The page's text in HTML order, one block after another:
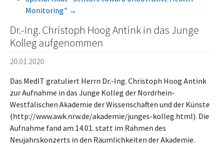
Monitoring" →
Dr.-Ing. Christoph Hoog Antink in das Junge
Kolleg aufgenommen
20.01.2020
Das MedIT gratuliert Herrn Dr.-Ing. Christoph Hoog Antink
zur Aufnahme in das Junge Kolleg der Nordrhein-
Westfälischen Akademie der Wissenschaften und der Künste
(http://www.awk.nrw.de/akademie/junges-kolleg.html). Die
Aufnahme fand am 14.01. statt im Rahmen des
Neujahrskonzerts in den Räumlichkeiten der Akademie.